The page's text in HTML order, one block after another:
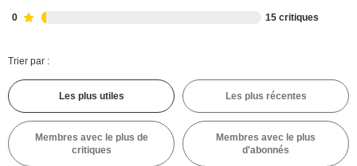
0 15 critiques
Trier par :
Les plus utiles Les plus récentes
Membres avec le plus de
critiques
Membres avec le plus
d'abonnés